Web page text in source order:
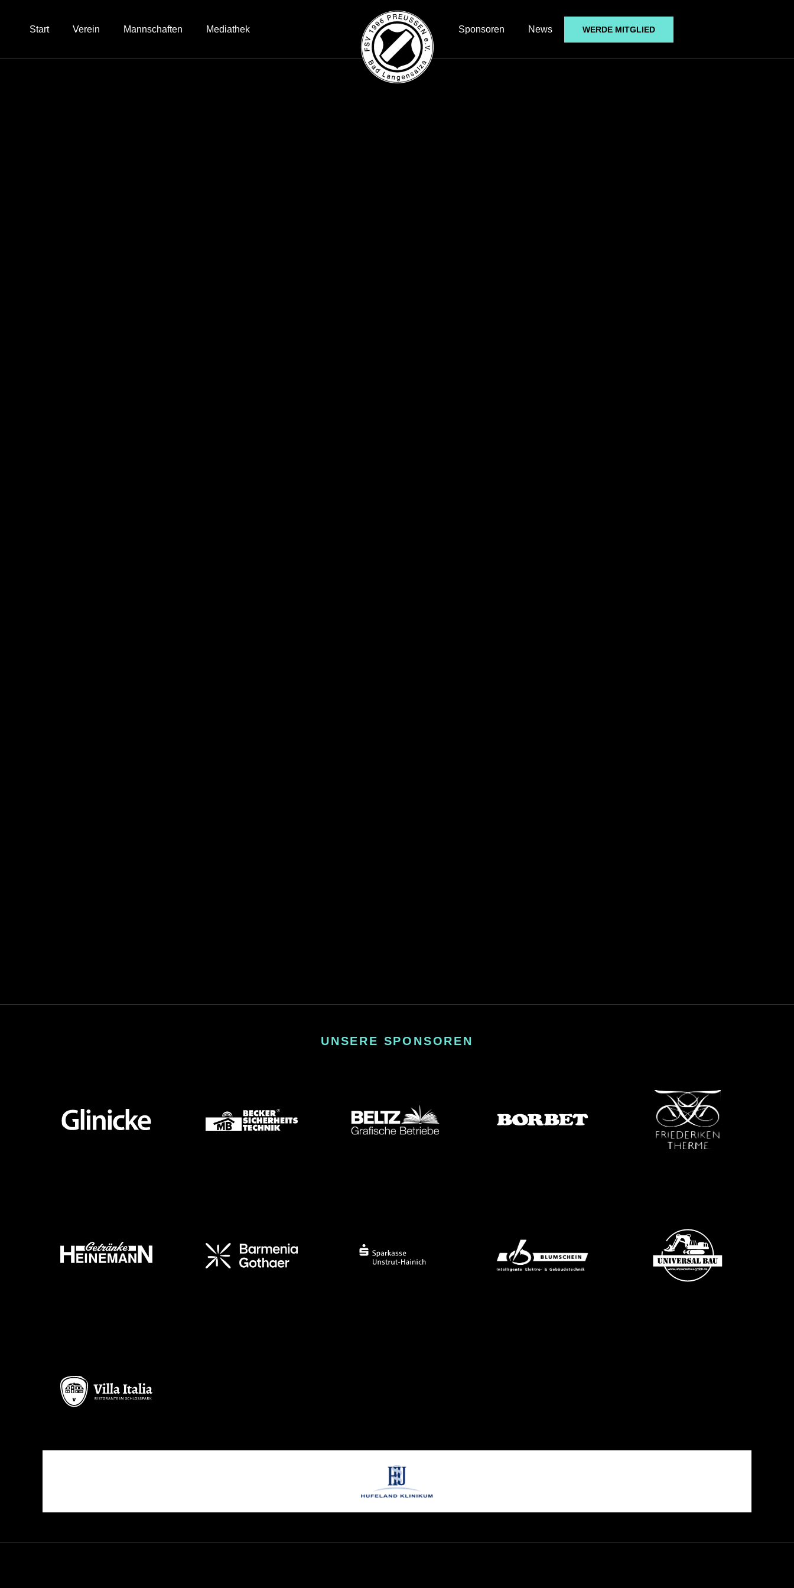
Start Verein Mannschaften Mediathek Sponsoren News WERDE MITGLIED
UNSERE SPONSOREN